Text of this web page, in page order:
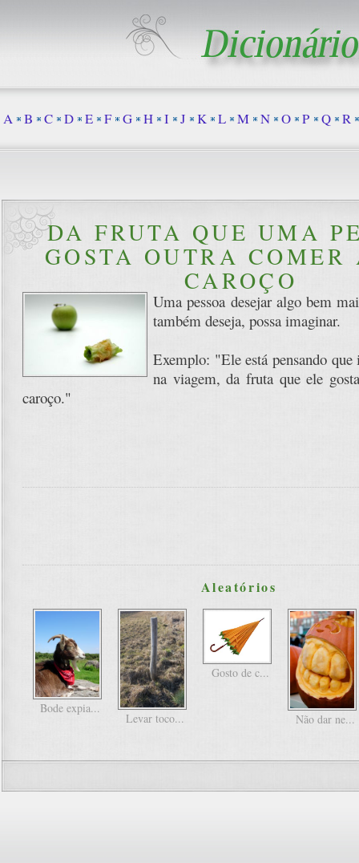
DA FRUTA QUE UMA
GOSTA OUTRA COMER
CAROÇO
Uma pessoa desejar algo bem
também deseja, possa imaginar.
Exemplo: "Ele está pensando
na viagem, da fruta que ele
caroço."
Aleatórios
Bode expia...
Levar toco...
Gosto de c...
Não dar ne...
A B C D E F G H I J K L M N O P Q R